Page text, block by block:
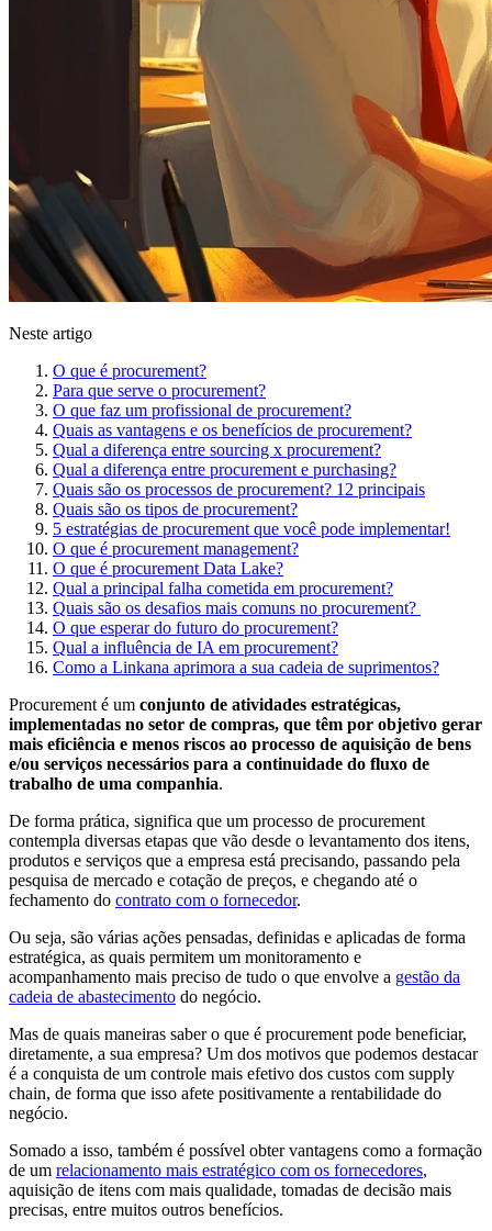
Neste artigo
O que é procurement?
Para que serve o procurement?
O que faz um profissional de procurement?
Quais as vantagens e os benefícios de procurement?
Qual a diferença entre sourcing x procurement?
Qual a diferença entre procurement e purchasing?
Quais são os processos de procurement? 12 principais
Quais são os tipos de procurement?
5 estratégias de procurement que você pode implementar!
O que é procurement management?
O que é procurement Data Lake?
Qual a principal falha cometida em procurement?
Quais são os desafios mais comuns no procurement?
O que esperar do futuro do procurement?
Qual a influência de IA em procurement?
Como a Linkana aprimora a sua cadeia de suprimentos?
Procurement é um conjunto de atividades estratégicas,
implementadas no setor de compras, que têm por objetivo gerar
mais eficiência e menos riscos ao processo de aquisição de bens
e/ou serviços necessários para a continuidade do fluxo de
trabalho de uma companhia.
De forma prática, significa que um processo de procurement
contempla diversas etapas que vão desde o levantamento dos itens,
produtos e serviços que a empresa está precisando, passando pela
pesquisa de mercado e cotação de preços, e chegando até o
fechamento do contrato com o fornecedor.
Ou seja, são várias ações pensadas, definidas e aplicadas de forma
estratégica, as quais permitem um monitoramento e
acompanhamento mais preciso de tudo o que envolve a gestão da
cadeia de abastecimento do negócio.
Mas de quais maneiras saber o que é procurement pode beneficiar,
diretamente, a sua empresa? Um dos motivos que podemos destacar
é a conquista de um controle mais efetivo dos custos com supply
chain, de forma que isso afete positivamente a rentabilidade do
negócio.
Somado a isso, também é possível obter vantagens como a formação
de um relacionamento mais estratégico com os fornecedores,
aquisição de itens com mais qualidade, tomadas de decisão mais
precisas, entre muitos outros benefícios.